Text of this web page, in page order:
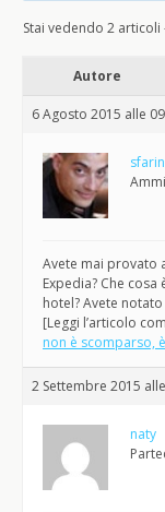
Stai vedendo 2
Autore
6 Agosto 2015 alle
Avete mai provato
Expedia? Che
hotel? Avete
[Leggi l’articolo
non è scomparso,
2 Settembre 2015
naty